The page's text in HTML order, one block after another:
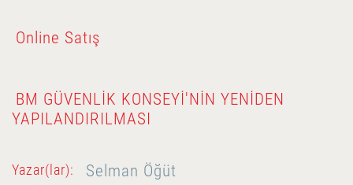
Online Satış
BM GÜVENLIK KONSEYI'NIN YENIDEN
YAPILANDIRILMASI
Yazar(lar): Selman Öğüt